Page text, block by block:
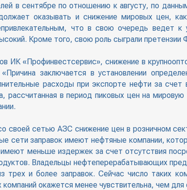
в сентябре по отношению к августу, по
оказывать и снижение мировых цен,
что в свою очередь ведет
Кроме того, свою роль сыграли претензии
ИК «Профинвестсервис», снижение в
«Причина заключается в установлении
расходы при экспорте нефти за
рассчитанная в период пиковых цен на
своей сетью АЗС снижение цен в розничном
сети заправок имеют нефтяные компании,
меньше издержек за счет отсутствия
Владельцы нефтеперерабатывающих
трех и более заправок. Сейчас число таких
компаний окажется менее чувствительна, чем